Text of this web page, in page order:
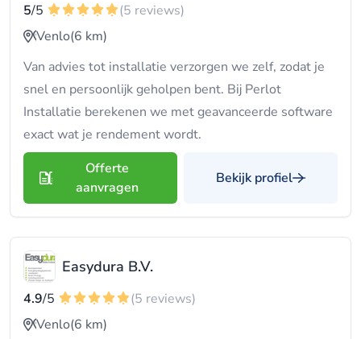
5/5
(5 reviews)
Venlo(6 km)
Van advies tot installatie verzorgen we zelf, zodat je
snel en persoonlijk geholpen bent. Bij Perlot
Installatie berekenen we met geavanceerde software
exact wat je rendement wordt.
Offerte
aanvragen
Bekijk profiel
Easydura B.V.
4.9/5
(5 reviews)
Venlo(6 km)